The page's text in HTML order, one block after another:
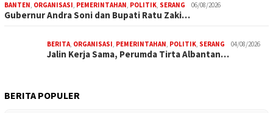
BANTEN, ORGANISASI, PEMERINTAHAN, POLITIK, SERANG 06/08/2026
Gubernur Andra Soni dan Bupati Ratu Zaki…
BERITA, ORGANISASI, PEMERINTAHAN, POLITIK, SERANG 04/08/2026
Jalin Kerja Sama, Perumda Tirta Albantan…
BERITA POPULER